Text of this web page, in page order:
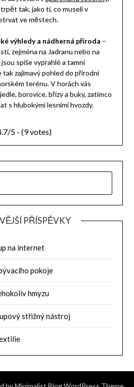
tak, jako ti, co museli v
ve městech.
výhledy a nádherná příroda –
zejména na Jadranu nebo na
spíše vyprahlé a tamní
zajímavý pohled do přírodní
terénu. V horách vás
borovice, břízy a buky, zatímco
s hlubokými lesními hvozdy.
5 - (9 votes)
PŘÍSPĚVKY
na internet
pokoje
hmyzu
střižný nástroj